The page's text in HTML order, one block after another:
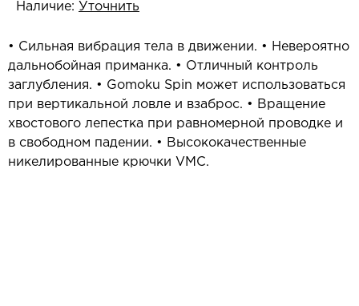
Наличие: Уточнить
• Сильная вибрация тела в движении. • Невероятно
дальнобойная приманка. • Отличный контроль
заглубления. • Gomoku Spin может использоваться
при вертикальной ловле и взаброс. • Вращение
хвостового лепестка при равномерной проводке и
в свободном падении. • Высококачественные
никелированные крючки VMC.